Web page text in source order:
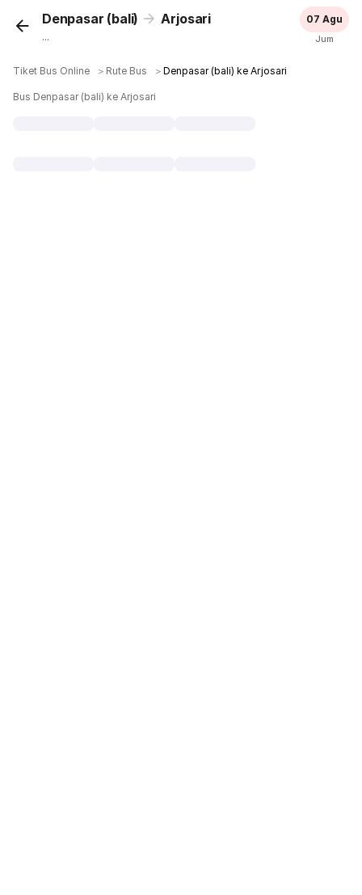
Denpasar (bali) Arjosari
...
07 Agu
Jum
Tiket Bus Online ＞ Rute Bus ＞Denpasar (bali) ke Arjosari
Bus Denpasar (bali) ke Arjosari